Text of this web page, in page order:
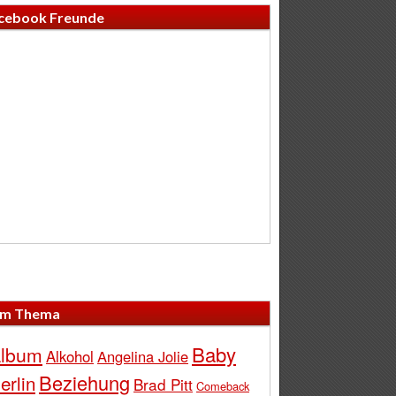
Freunde
Thema
Alkohol Angelina Jolie Baby
Beziehung Brad Pitt Comeback